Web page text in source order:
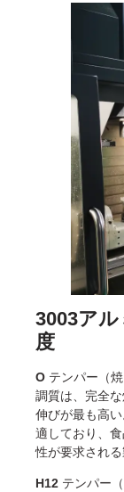
3003ア
度
O テンパー（
調質は、完全
伸びが最も高
適しており、
性が要求される
H12 テンパー